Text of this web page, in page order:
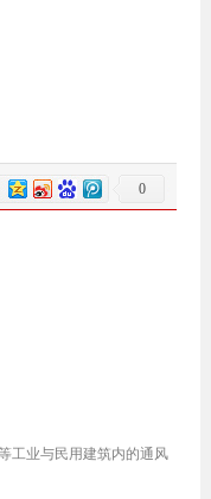
0
工业与民用建筑内的通风